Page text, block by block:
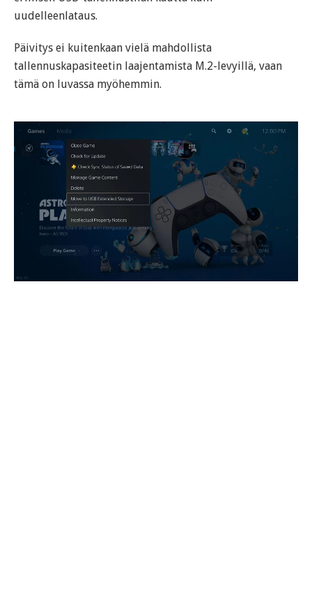
uudelleenlataus.
Päivitys ei kuitenkaan vielä mahdollista
tallennuskapasiteetin laajentamista M.2-levyillä, vaan
tämä on luvassa myöhemmin.